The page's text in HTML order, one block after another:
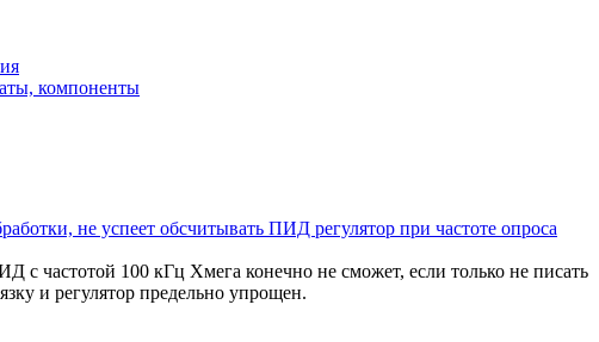
компоненты
не успеет обсчитывать ПИД регулятор при частоте опроса
с частотой 100 кГц Хмега конечно не сможет, если только не писать
и регулятор предельно упрощен.